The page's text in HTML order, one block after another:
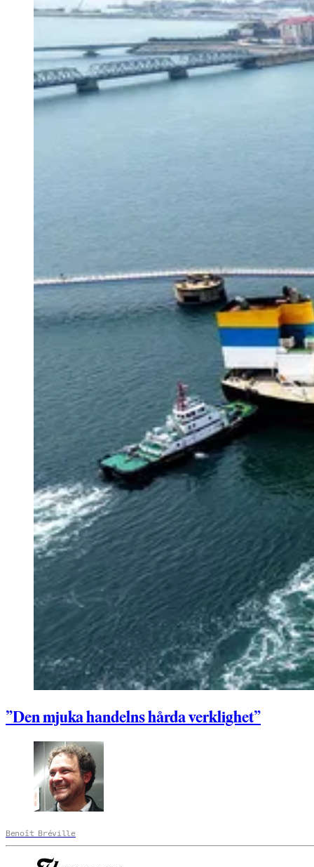
”Den mjuka handelns hårda verklighet”
Benoît Bréville